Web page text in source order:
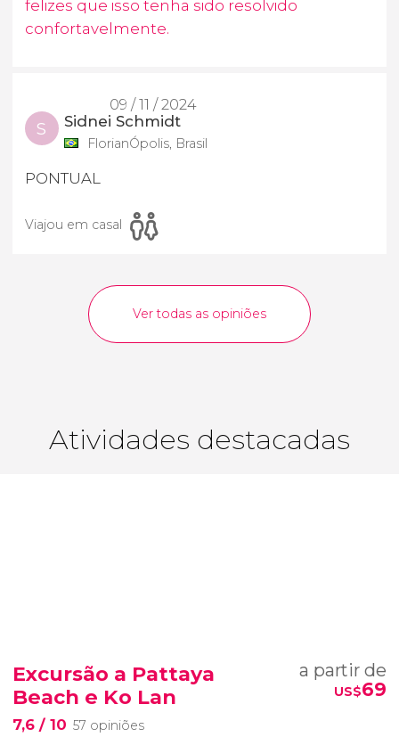
felizes que isso tenha sido resolvido
confortavelmente.
09 / 11 / 2024
S Sidnei Schmidt
FlorianÓpolis, Brasil
PONTUAL
Viajou em casal
Ver todas as opiniões
Atividades destacadas
Excursão a Pattaya
Beach e Ko Lan
7,6 / 10 57 opiniões
a partir de
US$69